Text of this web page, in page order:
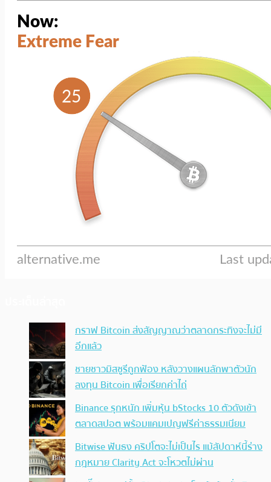
กราฟ Bitcoin ส่งสัญญาณว่าตลาดกระทิงจะไม่มี
อีกแล้ว
ชายชาวมิสซูรีถูกฟ้อง หลังวางแผนลักพาตัวนัก
ลงทุน Bitcoin เพื่อเรียกค่าไถ่
Binance รุกหนัก เพิ่มหุ้น bStocks 10 ตัวดังเข้า
ตลาดสปอต พร้อมแคมเปญฟรีค่าธรรมเนียม
Bitwise ฟันธง คริปโตจะไม่เป็นไร แม้สัปดาห์นี้ร่าง
กฎหมาย Clarity Act จะโหวตไม่ผ่าน